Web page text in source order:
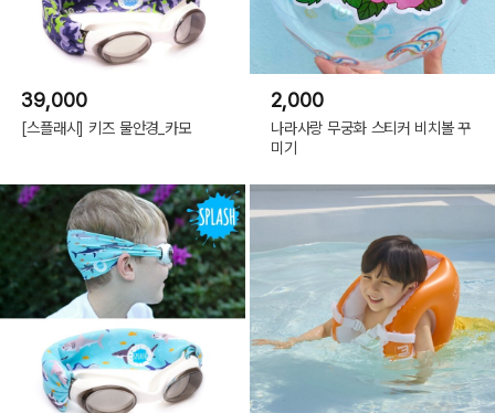
39,000
[스플래시] 키즈 물안경_카모
2,000
나라사랑 무궁화 스티커 비치볼 꾸
미기